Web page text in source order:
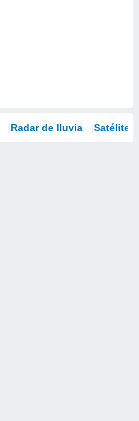
Radar de lluvia Satélites